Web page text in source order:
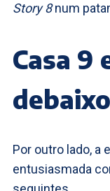
Story 8num
Casa 9
Por outro lado,
entusiasmada